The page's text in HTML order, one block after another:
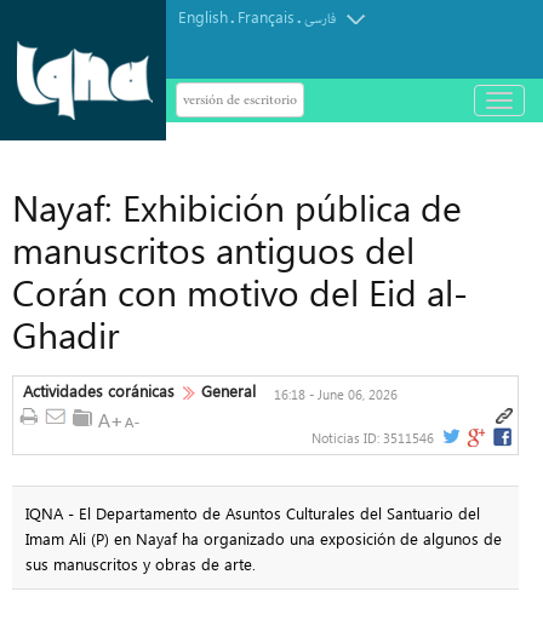
English. Français.فارسی
versión de escritorio
باز
و
Nayaf: Exhibición pública de
manuscritos antiguos del
Corán con motivo del Eid al-
Ghadir
Actividades coránicas General 16:18 - June 06, 2026
Noticias ID: 3511546
IQNA - El Departamento de Asuntos Culturales del Santuario del
Imam Ali (P) en Nayaf ha organizado una exposición de algunos de
sus manuscritos y obras de arte.